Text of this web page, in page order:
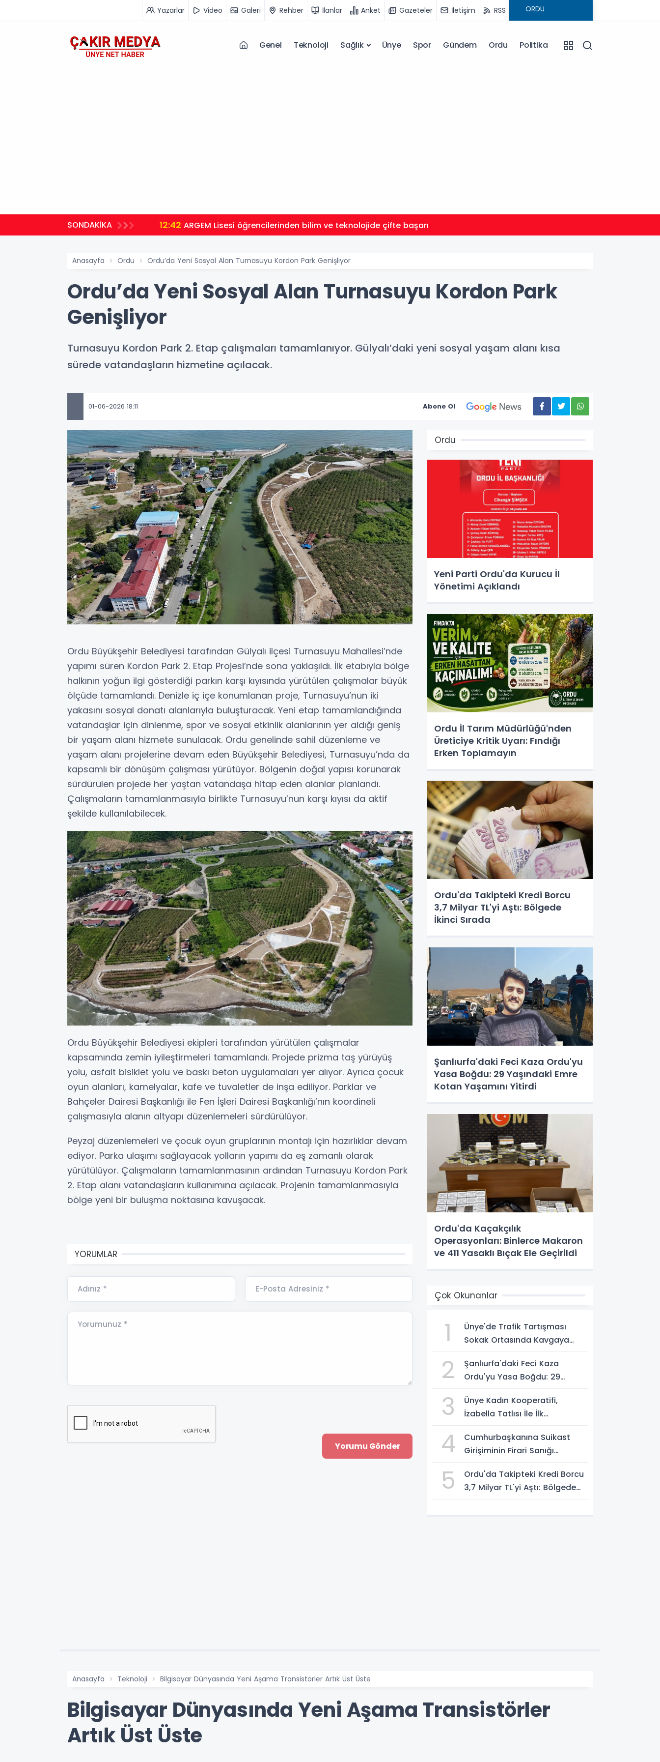
Yazarlar Video Galeri Rehber İlanlar Anket Gazeteler İletişim RSS
Genel Teknoloji Sağlık Ünye Spor Gündem Ordu Politika
SONDAKİKA 12:42 ARGEM Lisesi öğrencilerinden bilim ve teknolojide çifte başarı
Anasayfa Ordu Ordu’da Yeni Sosyal Alan Turnasuyu Kordon Park Genişliyor
Ordu’da Yeni Sosyal Alan Turnasuyu Kordon Park
Genişliyor
Turnasuyu Kordon Park 2. Etap çalışmaları tamamlanıyor. Gülyalı’daki yeni sosyal yaşam alanı kısa
sürede vatandaşların hizmetine açılacak.
01-06-2026 18:11 Abone Ol
Ordu Büyükşehir Belediyesi tarafından Gülyalı ilçesi Turnasuyu Mahallesi’nde
yapımı süren Kordon Park 2. Etap Projesi’nde sona yaklaşıldı. İlk etabıyla bölge
halkının yoğun ilgi gösterdiği parkın karşı kıyısında yürütülen çalışmalar büyük
ölçüde tamamlandı. Denizle iç içe konumlanan proje, Turnasuyu’nun iki
yakasını sosyal donatı alanlarıyla buluşturacak. Yeni etap tamamlandığında
vatandaşlar için dinlenme, spor ve sosyal etkinlik alanlarının yer aldığı geniş
bir yaşam alanı hizmete sunulacak. Ordu genelinde sahil düzenleme ve
yaşam alanı projelerine devam eden Büyükşehir Belediyesi, Turnasuyu’nda da
kapsamlı bir dönüşüm çalışması yürütüyor. Bölgenin doğal yapısı korunarak
sürdürülen projede her yaştan vatandaşa hitap eden alanlar planlandı.
Çalışmaların tamamlanmasıyla birlikte Turnasuyu’nun karşı kıyısı da aktif
şekilde kullanılabilecek.
Ordu Büyükşehir Belediyesi ekipleri tarafından yürütülen çalışmalar
kapsamında zemin iyileştirmeleri tamamlandı. Projede prizma taş yürüyüş
yolu, asfalt bisiklet yolu ve baskı beton uygulamaları yer alıyor. Ayrıca çocuk
oyun alanları, kamelyalar, kafe ve tuvaletler de inşa ediliyor. Parklar ve
Bahçeler Dairesi Başkanlığı ile Fen İşleri Dairesi Başkanlığı’nın koordineli
çalışmasıyla alanın altyapı düzenlemeleri sürdürülüyor.
Peyzaj düzenlemeleri ve çocuk oyun gruplarının montajı için hazırlıklar devam
ediyor. Parka ulaşımı sağlayacak yolların yapımı da eş zamanlı olarak
yürütülüyor. Çalışmaların tamamlanmasının ardından Turnasuyu Kordon Park
2. Etap alanı vatandaşların kullanımına açılacak. Projenin tamamlanmasıyla
bölge yeni bir buluşma noktasına kavuşacak.
YORUMLAR
Adınız * E-Posta Adresiniz *
Yorumunuz *
Ordu
Yeni Parti Ordu'da Kurucu İl
Yönetimi Açıklandı
Ordu İl Tarım Müdürlüğü'nden
Üreticiye Kritik Uyarı: Fındığı
Erken Toplamayın
Ordu'da Takipteki Kredi Borcu
3,7 Milyar TL'yi Aştı: Bölgede
İkinci Sırada
Şanlıurfa'daki Feci Kaza Ordu'yu
Yasa Boğdu: 29 Yaşındaki Emre
Kotan Yaşamını Yitirdi
Ordu'da Kaçakçılık
Operasyonları: Binlerce Makaron
ve 411 Yasaklı Bıçak Ele Geçirildi
Çok Okunanlar
1
Ünye'de Trafik Tartışması
Sokak Ortasında Kavgaya
2
Şanlıurfa'daki Feci Kaza
Ordu'yu Yasa Boğdu: 29
Yaşamını Yitirdi
3
Ünye Kadın Kooperatifi,
İzabella Tatlısı İle İlk
Oldu!
4
Cumhurbaşkanına Suikast
Girişiminin Firari Sanığı
5
Ordu'da Takipteki Kredi Borcu
3,7 Milyar TL'yi Aştı: Bölgede
Anasayfa Teknoloji Bilgisayar Dünyasında Yeni Aşama Transistörler Artık Üst Üste
Bilgisayar Dünyasında Yeni Aşama Transistörler
Artık Üst Üste